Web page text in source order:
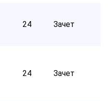
24 Зачет
24 Зачет